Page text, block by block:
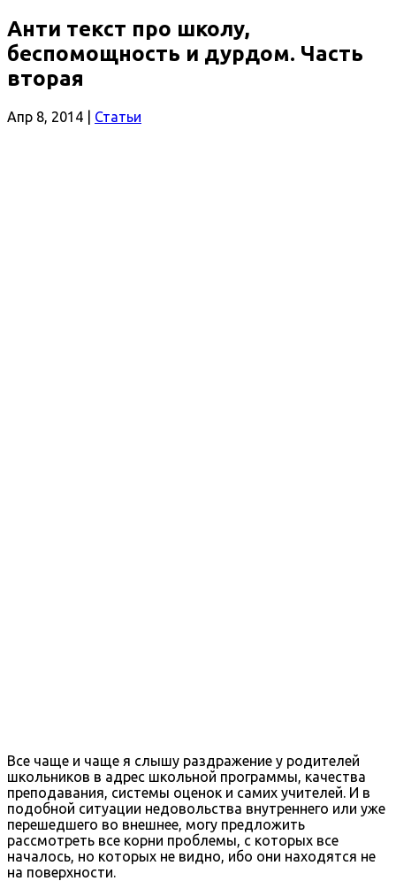
Анти текст про школу,
беспомощность и дурдом. Часть
вторая
Апр 8, 2014 Статьи
Все чаще и чаще я слышу раздражение у родителей
школьников в адрес школьной программы, качества
преподавания, системы оценок и самих учителей. И в
подобной ситуации недовольства внутреннего или уже
перешедшего во внешнее, могу предложить
рассмотреть все корни проблемы, с которых все
началось, но которых не видно, ибо они находятся не
на поверхности.